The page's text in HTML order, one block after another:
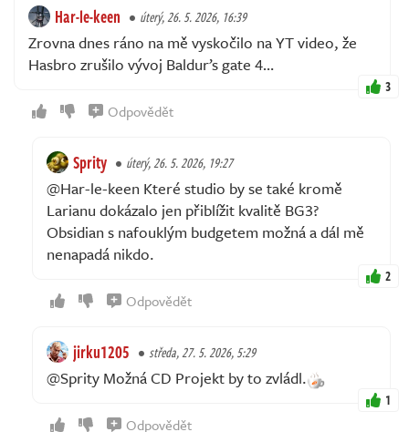
Har-le-keen úterý, 26. 5. 2026, 16:39
Zrovna dnes ráno na mě vyskočilo na YT video, že
Hasbro zrušilo vývoj Baldur’s gate 4…
3
Odpovědět
Sprity úterý, 26. 5. 2026, 19:27
@Har-le-keen Které studio by se také kromě
Larianu dokázalo jen přiblížit kvalitě BG3?
Obsidian s nafouklým budgetem možná a dál mě
nenapadá nikdo.
2
Odpovědět
jirku1205 středa, 27. 5. 2026, 5:29
@Sprity Možná CD Projekt by to zvládl.
1
Odpovědět